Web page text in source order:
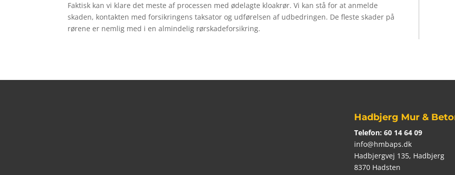
Faktisk kan vi klare det meste af processen med ødelagte kloakrør. Vi kan stå for at anmelde
skaden, kontakten med forsikringens taksator og udførelsen af udbedringen. De fleste skader på
rørene er nemlig med i en almindelig rørskadeforsikring.
Hadbjerg Mur &
Telefon: 60 14 64 09
info@hmbaps.dk
Hadbjergvej 135, Hadbjerg
8370 Hadsten